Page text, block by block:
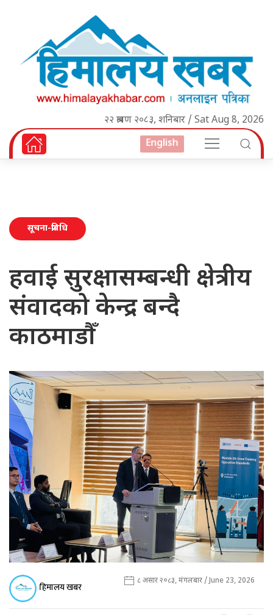
२२ श्रावण २०८३, शनिबार / Sat Aug 8, 2026
English
सूचना-प्रविधि
हवाई सुरक्षासम्बन्धी क्षेत्रीय
संवादको केन्द्र बन्दै
काठमाडौँ
हिमालय खबर ८ असार २०८३, मंगलबार / June 23, 2026